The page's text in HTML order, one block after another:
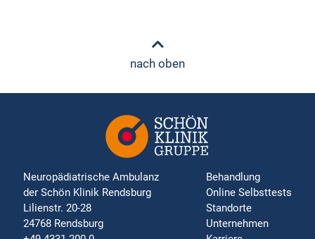
nach oben
Neuropädiatrische Ambulanz
der Schön Klinik Rendsburg
Lilienstr. 20-28
24768 Rendsburg
Behandlung
Online Selbsttests
Standorte
Unternehmen